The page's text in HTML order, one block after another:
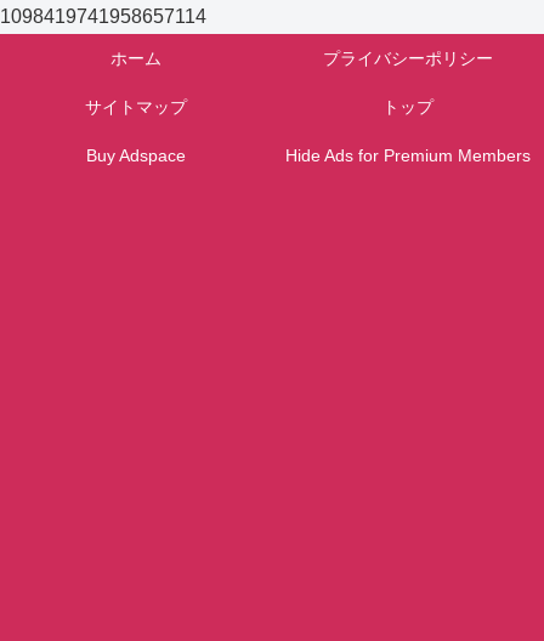
1098419741958657114
ホーム プライバシーポリシー
サイトマップ トップ
Buy Adspace Hide Ads for Premium Members